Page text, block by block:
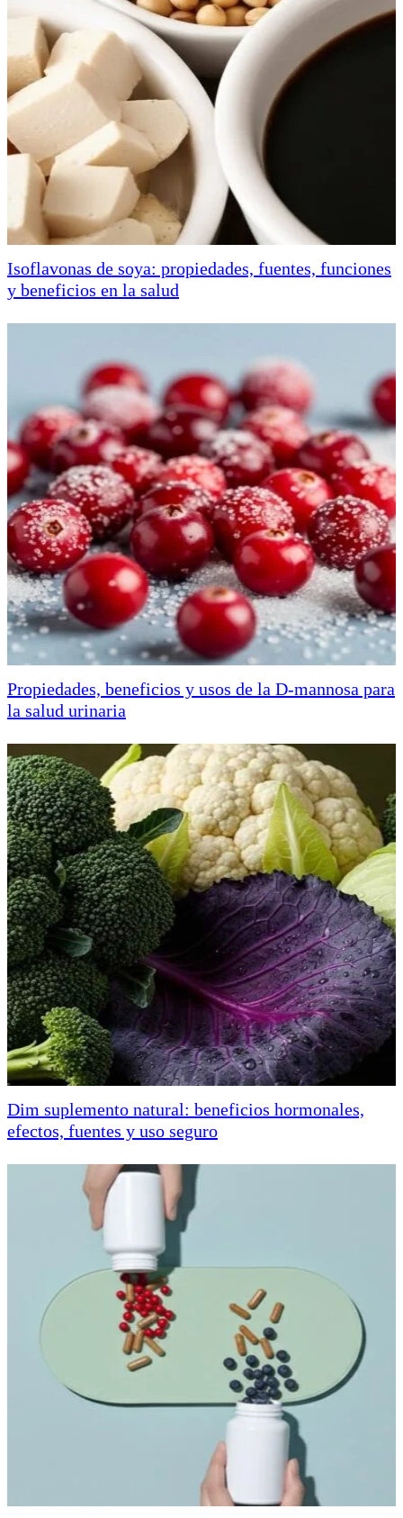
Isoflavonas de soya: propiedades, fuentes, funciones
y beneficios en la salud
Propiedades, beneficios y usos de la D-mannosa para
la salud urinaria
Dim suplemento natural: beneficios hormonales,
efectos, fuentes y uso seguro